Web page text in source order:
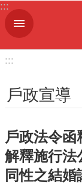
跳到主要內容區塊
進
階
關
簡
介
:::
:::
戶政宣導
戶政法令
解釋施行法
同性之結婚